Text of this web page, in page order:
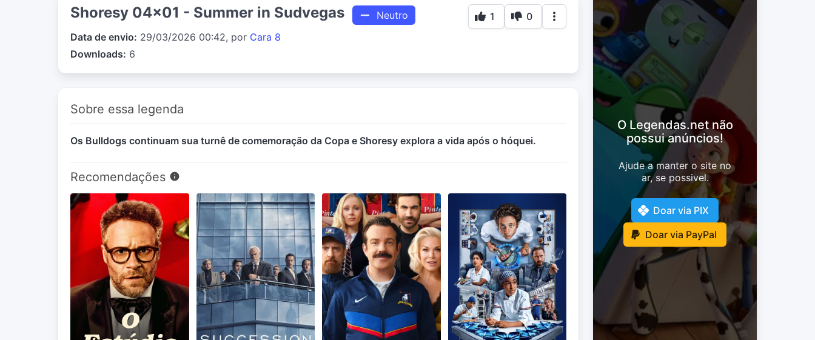
Shoresy 04x01 - Summer in Sudvegas
Neutro
Data de envio: 29/03/2026 00:42, por Cara 8
Downloads: 6
1 0
Sobre essa legenda
Os Bulldogs continuam sua turnê de comemoração da Copa e Shoresy explora a vida após o hóquei.
Recomendações
O Legendas.net não
possui anúncios!
Ajude a manter o site no
ar, se possivel.
Doar via PIX
Doar via PayPal